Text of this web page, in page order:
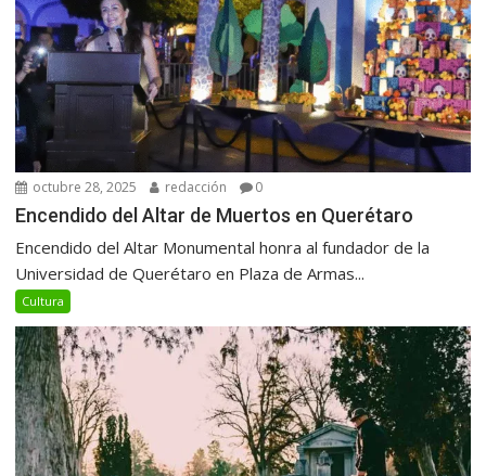
octubre 28, 2025 redacción 0
Encendido del Altar de Muertos en Querétaro
Encendido del Altar Monumental honra al fundador de la
Universidad de Querétaro en Plaza de Armas...
Cultura